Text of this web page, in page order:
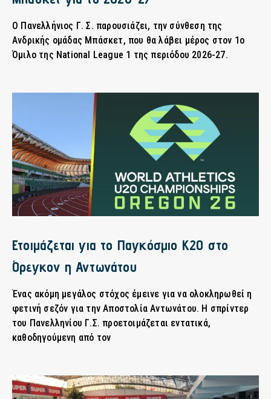
Ο Πανελλήνιος Γ. Σ. παρουσιάζει, την σύνθεση της
Ανδρικής ομάδας Μπάσκετ, που θα λάβει μέρος στον 1ο
Όμιλο της National League 1 της περιόδου 2026-27.
Ετοιμάζεται για το Παγκόσμιο Κ20 στο
Όρεγκον η Αντωνάτου
Ένας ακόμη μεγάλος στόχος έμεινε για να ολοκληρωθεί η
φετινή σεζόν για την Αποστολία Αντωνάτου. Η σπρίντερ
του Πανελληνίου Γ.Σ. προετοιμάζεται εντατικά,
καθοδηγούμενη από τον